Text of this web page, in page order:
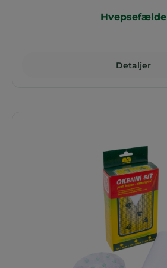
Hvepsefælde
Detaljer